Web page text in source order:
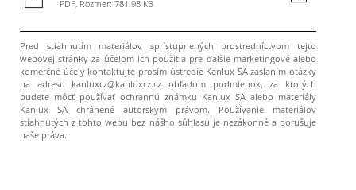
PDF, Rozmer: 781.98 KB
Pred stiahnutím materiálov sprístupnených prostredníctvom tejto
webovej stránky za účelom ich použitia pre ďalšie marketingové alebo
komerčné účely kontaktujte prosím ústredie Kanlux SA zaslaním otázky
na adresu kanluxcz@kanluxcz.cz ohľadom podmienok, za ktorých
budete môcť používať ochrannú známku Kanlux SA alebo materiály
Kanlux SA chránené autorským právom. Používanie materiálov
stiahnutých z tohto webu bez nášho súhlasu je nezákonné a porušuje
naše práva.